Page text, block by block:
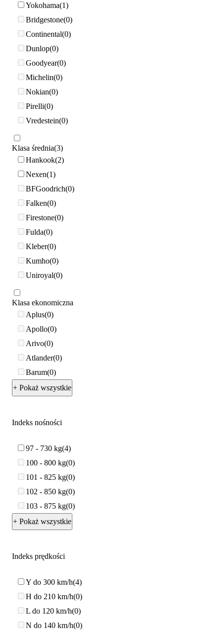
Yokohama 1
Bridgestone 0
Continental 0
Dunlop 0
Goodyear 0
Michelin 0
Nokian 0
Pirelli 0
Vredestein 0
Klasa średnia 3
Hankook 2
Nexen 1
BFGoodrich 0
Falken 0
Firestone 0
Fulda 0
Kleber 0
Kumho 0
Uniroyal 0
Klasa ekonomiczna
Aplus 0
Apollo 0
Arivo 0
Atlander 0
Barum 0
+ Pokaż wszystkie
Indeks nośności
97 - 730 kg 4
100 - 800 kg 0
101 - 825 kg 0
102 - 850 kg 0
103 - 875 kg 0
+ Pokaż wszystkie
Indeks prędkości
Y do 300 km/h 4
H do 210 km/h 0
L do 120 km/h 0
N do 140 km/h 0